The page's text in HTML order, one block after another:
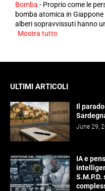
Bomba - Proprio come le
bomba atomica in
alberi sopravvissuti hanno
Mostra tutto
ULTIMI ARTICOLI
Il
June 29,
IA e